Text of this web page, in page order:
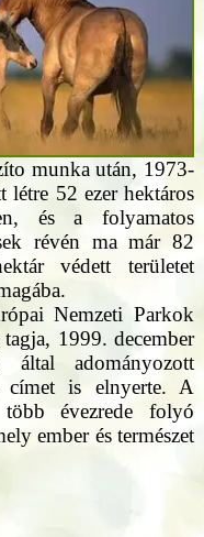
munka után, 1973-
létre 52 ezer hektáros
és a folyamatos
révén ma már 82
védett területet
Nemzeti Parkok
1999. december
adományozott
címet is elnyerte. A
évezrede folyó
ember és természet